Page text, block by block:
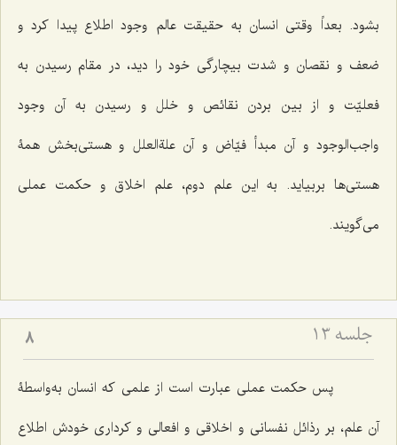
بشود. بعداً وقتی انسان به حقیقت عالم وجود اطلاع پیدا کرد و
ضعف و نقصان و شدت بیچارگی خود را دید، در مقام رسیدن به
فعلیّت و از بین بردن نقائص و خلل و رسیدن به آن وجود
واجب‌الوجود و آن مبدأ فیّاض و آن علةالعلل و هستی‌بخش همۀ
هستی‌ها بربیاید. به این علم دوم، علم اخلاق و حکمت عملی
می‌گویند.
جلسه ۱۳ 8
پس حکمت عملی عبارت است از علمی که انسان به‌واسطۀ
آن علم، بر رذائل نفسانی و اخلاقی و افعالی و کرداری خودش اطلاع